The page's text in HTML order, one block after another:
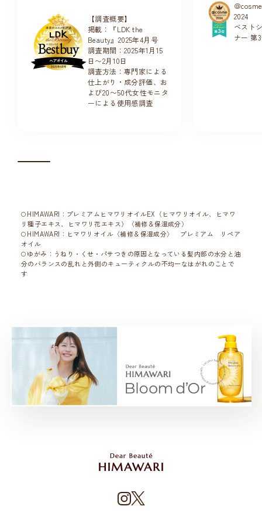
【調査概要】
掲載：『LDK the
Beauty』2025年4月号
調査期間：2025年1月15
日〜2月10日
調査方法：専門家による
仕上がり・成分評価、お
よび20〜50代女性モニタ
ーによる使用感調査
＠
2024
ベスト
ナー 第
HIMAWARI：プレミアムヒマワリオイルEX（ヒマワリオイル、ヒマワ
リ種子エキス、ヒマワリ花エキス）〈補修＆保湿成分〉
HIMAWARI：ヒマワリオイル〈補修＆保湿成分〉 プレミアム リペア
オイル
ゆがみ：うねり・くせ・パサつきの原因となっている髪内部の水分と油
分のバランスの乱れと外側のキューティクルの不均一なはがれのことで
す